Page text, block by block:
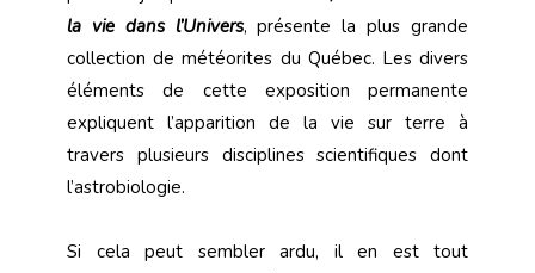
la vie dans l’Univers, présente la plus grande
collection de météorites du Québec. Les divers
éléments de cette exposition permanente
expliquent l’apparition de la vie sur terre à
travers plusieurs disciplines scientifiques dont
l’astrobiologie.
Si cela peut sembler ardu, il en est tout